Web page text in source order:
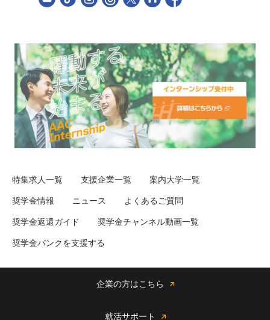
特集求人一覧 支援企業一覧 案内大学一覧
奨学金情報 ニュース よくあるご質問
奨学金返還ガイド 奨学金チャンネル動画一覧
奨学金バンクを支援する
企業の方はこちら
就活サポート